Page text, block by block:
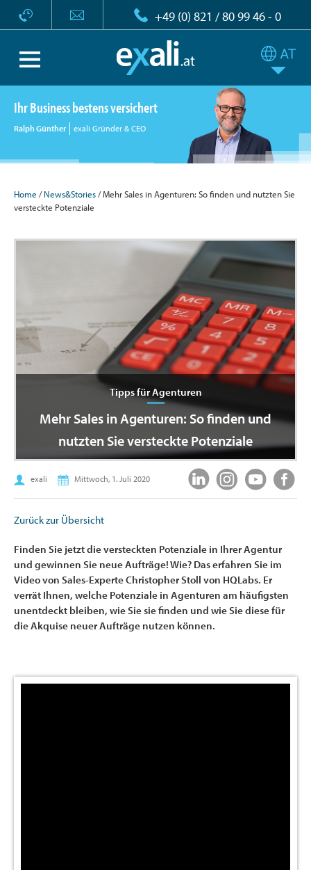
+49 (0) 821 / 80 99 46 - 0
Ihr Business bestens versichert
Ralph Günther exali Gründer & CEO
Home /News&Stories/ Mehr Sales in Agenturen: So finden und nutzten Sie
versteckte Potenziale
Tipps für Agenturen
Mehr Sales in Agenturen: So finden und
nutzten Sie versteckte Potenziale
exali Mittwoch, 1. Juli 2020
Zurück zur Übersicht
Finden Sie jetzt die versteckten Potenziale in Ihrer Agentur
und gewinnen Sie neue Aufträge! Wie? Das erfahren Sie im
Video von Sales-Experte Christopher Stoll von HQLabs. Er
verrät Ihnen, welche Potenziale in Agenturen am häufigsten
unentdeckt bleiben, wie Sie sie finden und wie Sie diese für
die Akquise neuer Aufträge nutzen können.